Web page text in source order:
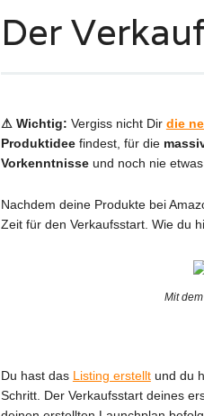
Der
⚠ Wichtig: Vergiss nicht Dir die
Produktideefindest, für die
Vorkenntnisse und noch nie
Nachdem deine Produkte bei
Zeit für den Verkaufsstart. Wie du
Mit
Du hast das Listing erstelltund du
Schritt. Der Verkaufsstart deines